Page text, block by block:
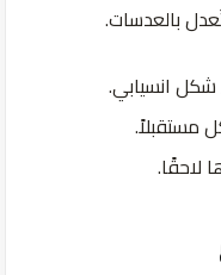
بالعدسات.
شكل انسيابي.
مستقبلاً.
لاحقًا.